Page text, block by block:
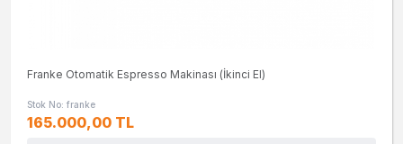
Franke Otomatik Espresso Makinası (İkinci El)
Stok No: franke
165.000,00 TL